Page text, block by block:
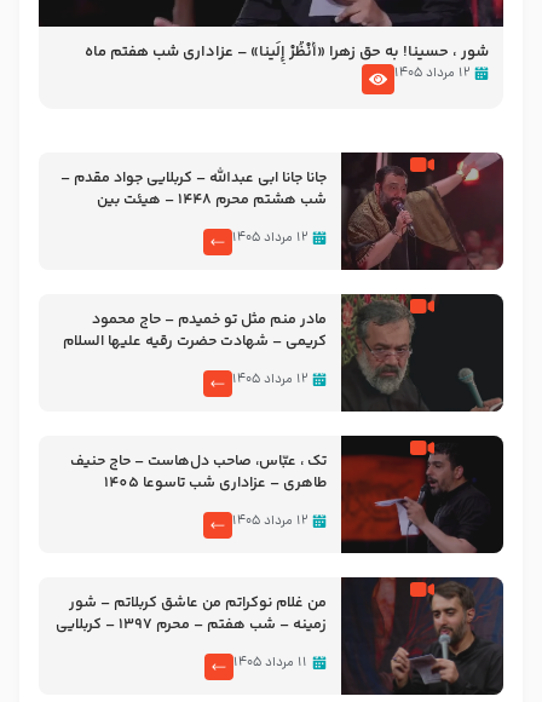
شور ، حسینا! به‌ حق زهرا «أُنْظُرْ إِلَینا» – عزاداری شب هفتم ماه
محرّم 1405
۱۲ مرداد ۱۴۰۵
جانا جانا ابی عبدالله – کربلایی جواد مقدم –
شب هشتم محرم 1448 – هیئت بین
۱۲ مرداد ۱۴۰۵
مادر منم مثل تو خمیدم – حاج محمود
کریمی – شهادت حضرت رقیه علیها السلام
۱۲ مرداد ۱۴۰۵
تک ، عبّاس، صاحب دل‌هاست – حاج حنیف
طاهری – عزاداری شب تاسوعا 1405
۱۲ مرداد ۱۴۰۵
من غلام نوکراتم من عاشق کربلاتم – شور
زمینه – شب هفتم – محرم 1397 – کربلایی
۱۱ مرداد ۱۴۰۵